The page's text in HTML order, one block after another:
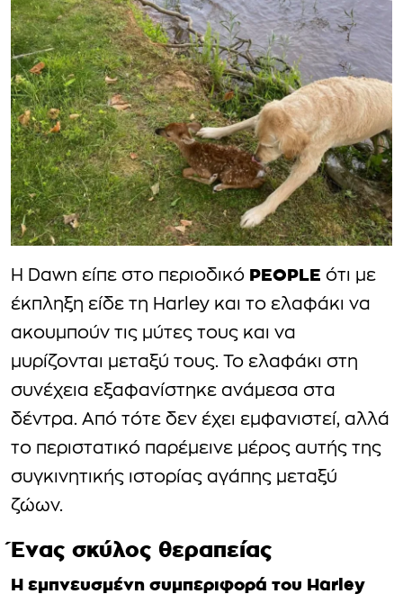
Η Dawn είπε στο περιοδικό PEOPLE ότι με
έκπληξη είδε τη Harley και το ελαφάκι να
ακουμπούν τις μύτες τους και να
μυρίζονται μεταξύ τους. Το ελαφάκι στη
συνέχεια εξαφανίστηκε ανάμεσα στα
δέντρα. Από τότε δεν έχει εμφανιστεί, αλλά
το περιστατικό παρέμεινε μέρος αυτής της
συγκινητικής ιστορίας αγάπης μεταξύ
ζώων.
Ένας σκύλος θεραπείας
Η εμπνευσμένη συμπεριφορά του Harley